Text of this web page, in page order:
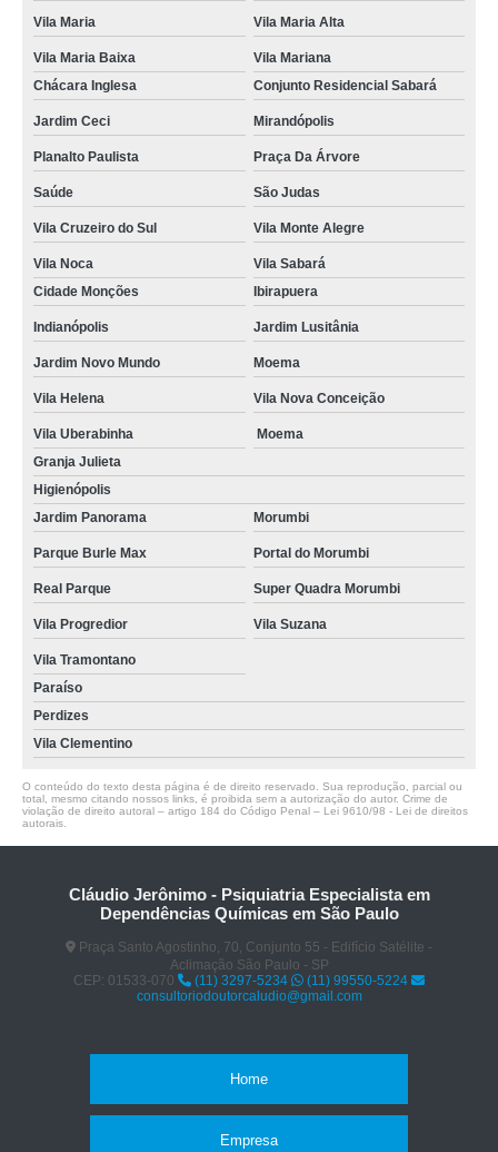
Vila Maria Vila Maria Alta
Vila Maria Baixa
Vila Mariana
Chácara Inglesa
Conjunto Residencial Sabará
Jardim Ceci Mirandópolis
Planalto Paulista Praça Da Árvore
Saúde São Judas
Vila Cruzeiro do Sul Vila Monte Alegre
Vila Noca
Vila Sabará
Cidade Monções
Ibirapuera
Indianópolis Jardim Lusitânia
Jardim Novo Mundo Moema
Vila Helena Vila Nova Conceição
Vila Uberabinha
Moema
Granja Julieta
Higienópolis
Jardim Panorama
Morumbi
Parque Burle Max Portal do Morumbi
Real Parque Super Quadra Morumbi
Vila Progredior Vila Suzana
Vila Tramontano
Paraíso
Perdizes
Vila Clementino
O conteúdo do texto desta página é de direito reservado. Sua reprodução, parcial ou
total, mesmo citando nossos links, é proibida sem a autorização do autor. Crime de
violação de direito autoral – artigo 184 do Código Penal – Lei 9610/98 - Lei de direitos
autorais
Cláudio Jerônimo - Psiquiatria Especialista em
Dependências Químicas em São Paulo
Praça Santo Agostinho, 70, Conjunto 55 - Edifício Satélite -
Aclimação São Paulo - SP
CEP: 01533-070
(11) 3297-5234
(11) 99550-5224
consultoriodoutorcaludio@gmail.com
Home
Empresa